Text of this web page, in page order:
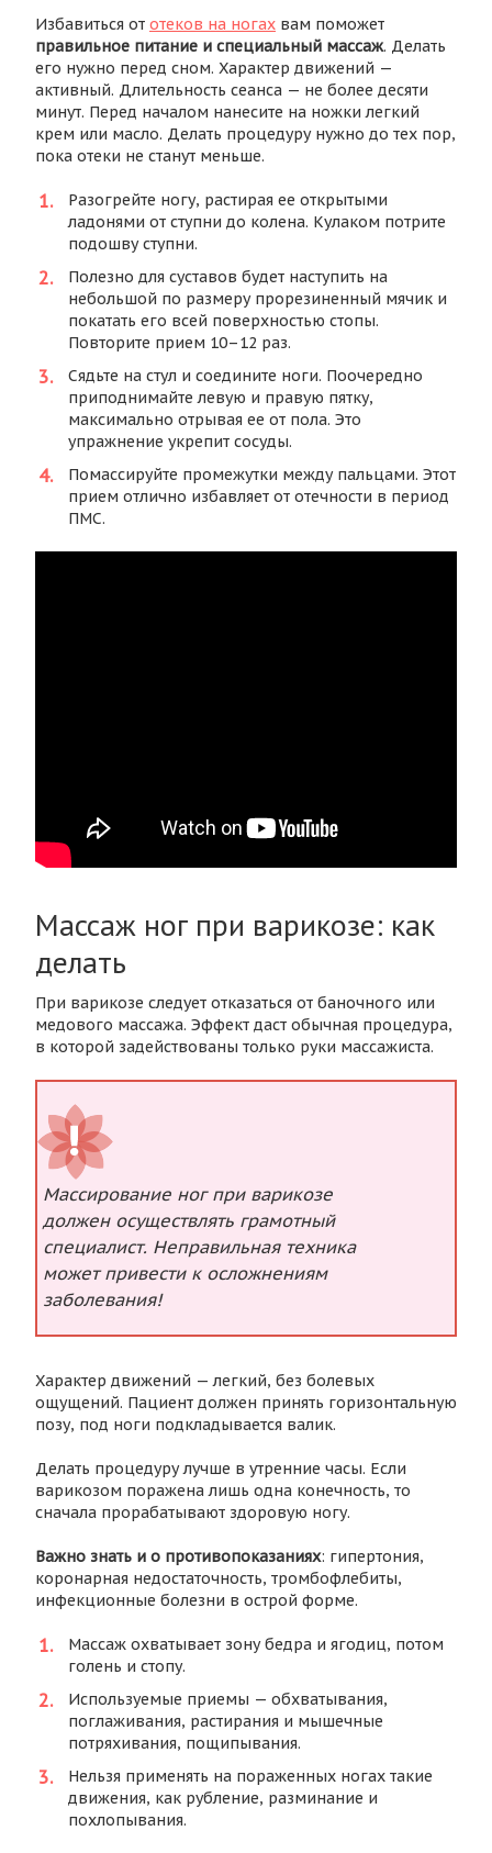
Избавиться от отеков на ногах вам поможет
правильное питание и специальный массаж. Делать
его нужно перед сном. Характер движений —
активный. Длительность сеанса — не более десяти
минут. Перед началом нанесите на ножки легкий
крем или масло. Делать процедуру нужно до тех пор,
пока отеки не станут меньше.
Разогрейте ногу, растирая ее открытыми
ладонями от ступни до колена. Кулаком потрите
подошву ступни.
Полезно для суставов будет наступить на
небольшой по размеру прорезиненный мячик и
покатать его всей поверхностью стопы.
Повторите прием 10–12 раз.
Сядьте на стул и соедините ноги. Поочередно
приподнимайте левую и правую пятку,
максимально отрывая ее от пола. Это
упражнение укрепит сосуды.
Помассируйте промежутки между пальцами. Этот
прием отлично избавляет от отечности в период
ПМС.
Массаж ног при варикозе: как
делать
При варикозе следует отказаться от баночного или
медового массажа. Эффект даст обычная процедура,
в которой задействованы только руки массажиста.
Массирование ног при варикозе
должен осуществлять грамотный
специалист. Неправильная техника
может привести к осложнениям
заболевания!
Характер движений — легкий, без болевых
ощущений. Пациент должен принять горизонтальную
позу, под ноги подкладывается валик.
Делать процедуру лучше в утренние часы. Если
варикозом поражена лишь одна конечность, то
сначала прорабатывают здоровую ногу.
Важно знать и о противопоказаниях: гипертония,
коронарная недостаточность, тромбофлебиты,
инфекционные болезни в острой форме.
Массаж охватывает зону бедра и ягодиц, потом
голень и стопу.
Используемые приемы — обхватывания,
поглаживания, растирания и мышечные
потряхивания, пощипывания.
Нельзя применять на пораженных ногах такие
движения, как рубление, разминание и
похлопывания.